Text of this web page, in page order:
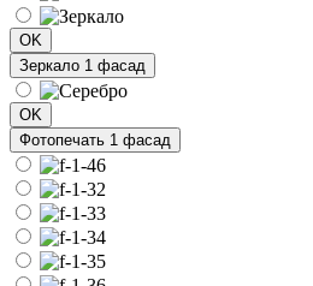
OK
Зеркало 1 фасад
OK
Фотопечать 1 фасад